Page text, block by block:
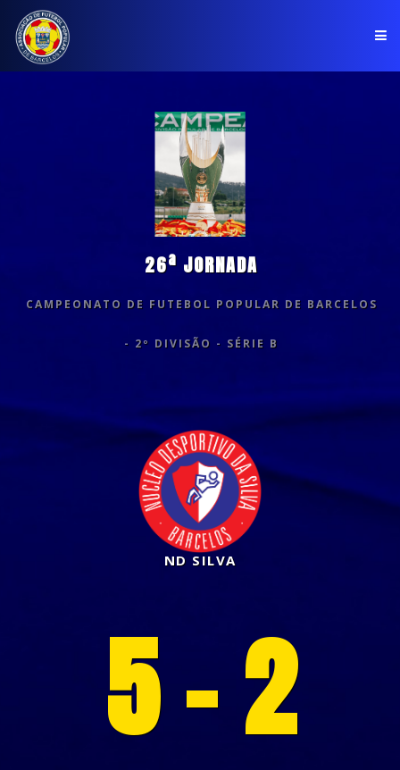
CLUBES
26ª JORNADA
CAMPEONATO DE FUTEBOL POPULAR DE BARCELOS
- 2º DIVISÃO - SÉRIE B
ND SILVA
5 - 2